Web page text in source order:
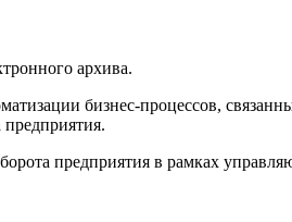
архива.
бизнес-процессов,
предприятия в рамках